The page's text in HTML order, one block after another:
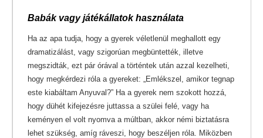
Babák vagy játékállatok használata
Ha az apa tudja, hogy a gyerek véletlenül meghallott egy
dramatizálást, vagy szigorúan megbüntették, illetve
megszidták, ezt pár órával a történtek után azzal kezelheti,
hogy megkérdezi róla a gyereket: „Emlékszel, amikor tegnap
este kiabáltam Anyuval?” Ha a gyerek nem szokott hozzá,
hogy dühét kifejezésre juttassa a szülei felé, vagy ha
keményen el volt nyomva a múltban, akkor némi biztatásra
lehet szükség, amíg ráveszi, hogy beszéljen róla. Miközben